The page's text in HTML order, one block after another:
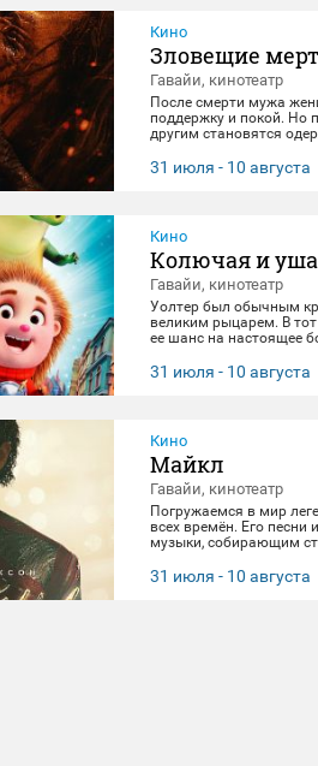
Кино
Зловещие
Гавайи, кинотеатр
После смерти мужа
поддержку и покой. Но
другим становятся
31 июля - 10 августа
Кино
Колючая и
Гавайи, кинотеатр
Уолтер был обычным
великим рыцарем. В
ее шанс на настоящее
31 июля - 10 августа
Кино
Майкл
Гавайи, кинотеатр
Погружаемся в мир
всех времён. Его песни
музыки, собирающим
головокружительной
открыть для себя
31 июля - 10 августа